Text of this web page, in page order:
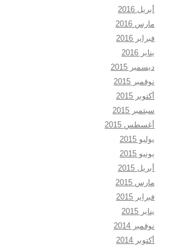
أبريل 2016
مارس 2016
فبراير 2016
يناير 2016
ديسمبر 2015
نوفمبر 2015
أكتوبر 2015
سبتمبر 2015
أغسطس 2015
يوليو 2015
يونيو 2015
أبريل 2015
مارس 2015
فبراير 2015
يناير 2015
نوفمبر 2014
أكتوبر 2014